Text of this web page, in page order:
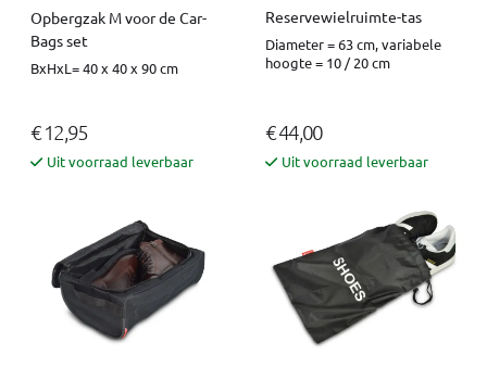
Opbergzak M voor de Car-
Bags set
BxHxL= 40 x 40 x 90 cm
€ 12,95
Uit voorraad leverbaar
Reservewielruimte-tas
Diameter = 63 cm, variabele
hoogte = 10 / 20 cm
€ 44,00
Uit voorraad leverbaar